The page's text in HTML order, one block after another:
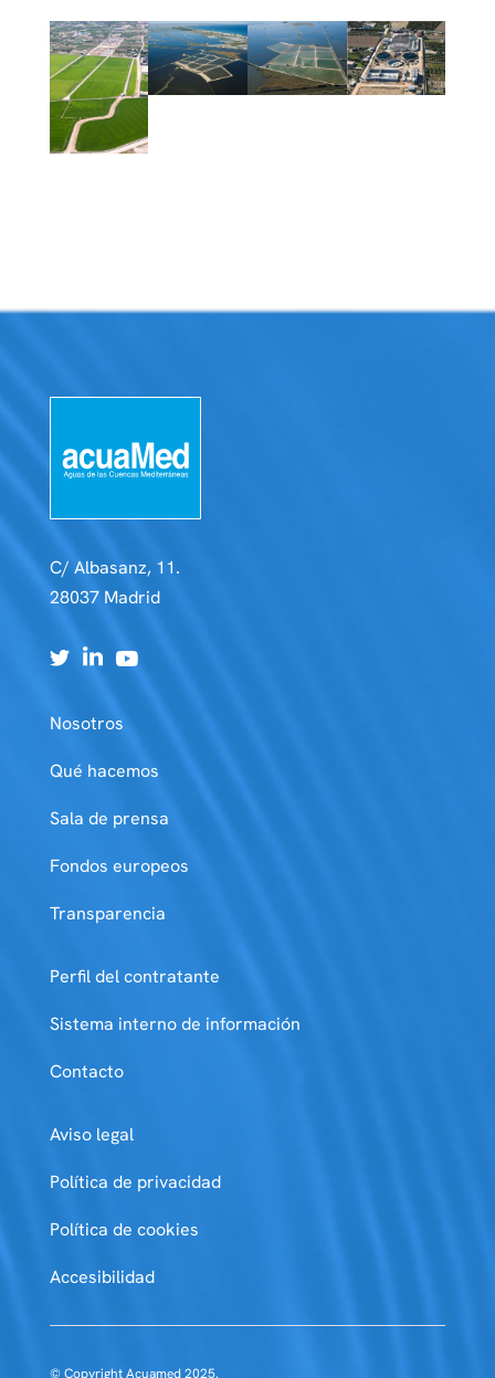
C/ Albasanz, 11.
28037 Madrid
Nosotros
Qué hacemos
Sala de prensa
Fondos europeos
Transparencia
Perfil del contratante
Sistema interno de información
Contacto
Aviso legal
Política de privacidad
Política de cookies
Accesibilidad
© Copyright Acuamed 2025.